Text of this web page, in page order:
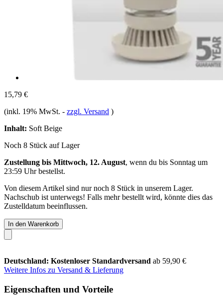
15,79 €
(inkl. 19% MwSt. - zzgl. Versand )
Inhalt: Soft Beige
Noch 8 Stück auf Lager
Zustellung bis Mittwoch, 12. August, wenn du bis Sonntag um
23:59 Uhrbestellst.
Von diesem Artikel sind nur noch 8 Stück in unserem Lager.
Nachschub ist unterwegs! Falls mehr bestellt wird, könnte dies das
Zustelldatum beeinflussen.
In den Warenkorb
Deutschland: Kostenloser Standardversand ab 59,90 €
Weitere Infos zu Versand & Lieferung
Eigenschaften und Vorteile